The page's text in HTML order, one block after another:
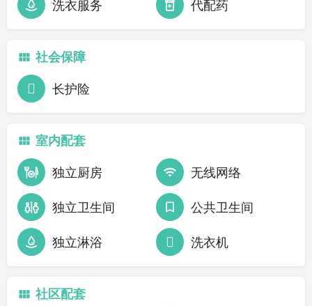
洗衣服务 代配药
社会保障
长护险
室内配套
独立厨房 无线网络
独立卫生间 公共卫生间
独立淋浴 洗衣机
社区配套